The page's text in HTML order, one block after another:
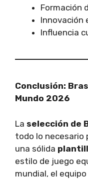
Formación
Innovación
Influencia
Conclusión:
Mundo 2026
La selección de
todo lo necesario
una sólida
estilo de juego
mundial, el